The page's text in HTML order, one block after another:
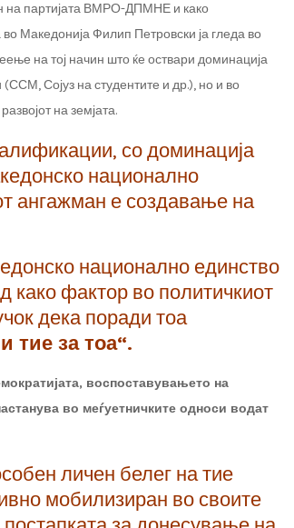
на партијата ВМРО-ДПМНЕ и како
Македонија Филип Петровски ја гледа во
на тој начин што ќе оствари доминација
Сојуз на студентите и др.), но и во
на земјата.
со доминација
национално
ангажман е создавање на
национално единство
како фактор во политичкиот
дека поради тоа
тие за тоа“.
воспоставувањето на
во меѓуетничките односи водат
личен белег на тие
мобилизиран во своите